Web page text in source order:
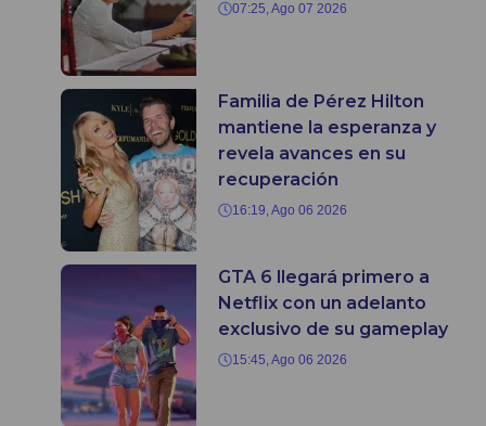
07:25, Ago 07 2026
Familia de Pérez Hilton
mantiene la esperanza y
revela avances en su
recuperación
16:19, Ago 06 2026
GTA 6 llegará primero a
Netflix con un adelanto
exclusivo de su gameplay
15:45, Ago 06 2026